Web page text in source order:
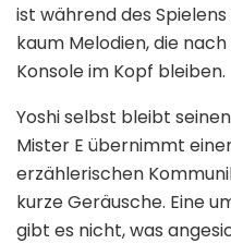
ist während des
kaum Melodien, die
Konsole im Kopf bleiben.
Yoshi selbst bleibt
Mister E übernimmt
erzählerischen
kurze Geräusche. Eine
gibt es nicht, was